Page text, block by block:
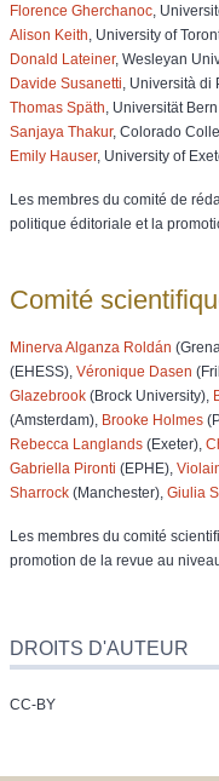
Florence Gherchanoc,
Alison Keith, University of
Donald Lateiner, Wesleyan
Davide Susanetti, Università di
Thomas Späth, Universität Bern
Sanjaya Thakur, Colorado
Emily Hauser, University of
Les membres du comité de
politique éditoriale et la
Comité
Minerva Alganza Roldán
(EHESS), Véronique Dasen
Glazebrook (Brock University),
(Amsterdam), Brooke Holmes
Rebecca Langlands (Exeter),
Gabriella Pironti (EPHE),
Sharrock (Manchester), Giulia
Les membres du comité
promotion de la revue au
DROITS D'AUTEUR
CC-BY